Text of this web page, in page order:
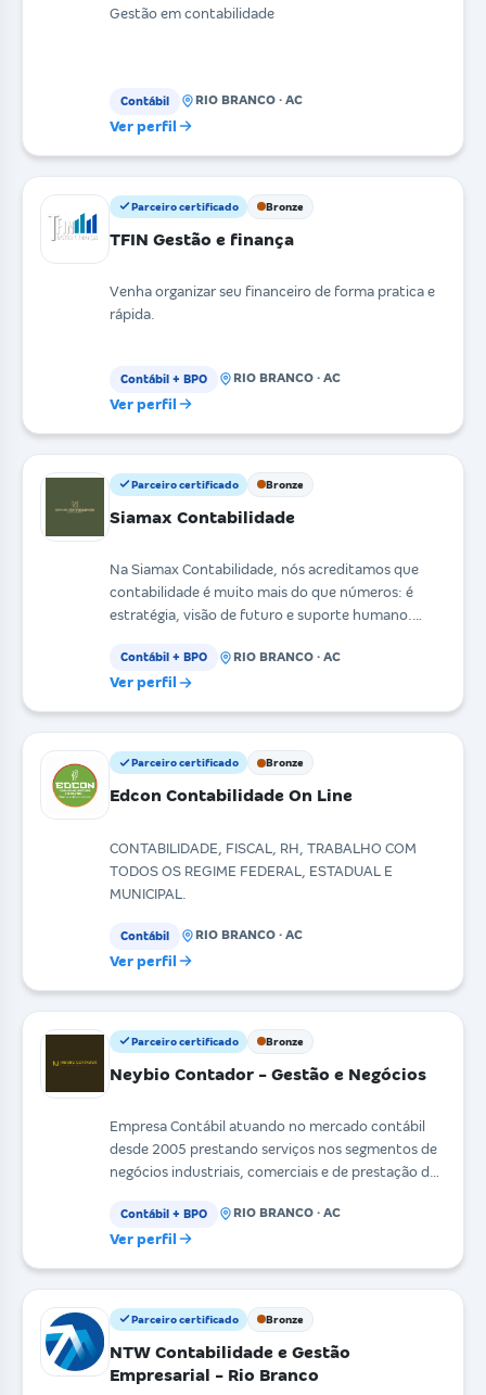
Gestão em contabilidade
Contábil RIO BRANCO · AC
Ver perfil
Parceiro certificado Bronze
TFIN Gestão e finança
Venha organizar seu financeiro de forma pratica e
rápida.
Contábil + BPO RIO BRANCO · AC
Ver perfil
Parceiro certificado Bronze
Siamax Contabilidade
Na Siamax Contabilidade, nós acreditamos que
contabilidade é muito mais do que números: é
estratégia, visão de futuro e suporte humano.
Contábil + BPO RIO BRANCO · AC
Ver perfil
Parceiro certificado Bronze
Edcon Contabilidade On Line
CONTABILIDADE, FISCAL, RH, TRABALHO COM
TODOS OS REGIME FEDERAL, ESTADUAL E
MUNICIPAL.
Contábil RIO BRANCO · AC
Ver perfil
Parceiro certificado Bronze
Neybio Contador - Gestão e Negócios
Empresa Contábil atuando no mercado contábil
desde 2005 prestando serviços nos segmentos de
negócios industriais, comerciais e de prestação de
Contábil + BPO RIO BRANCO · AC
Ver perfil
Parceiro certificado Bronze
NTW Contabilidade e Gestão
Empresarial - Rio Branco